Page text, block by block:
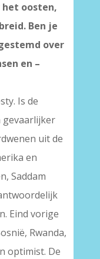
het oosten,
Ben je
over
en –
Is de
gevaarlijker
uit de
en
Saddam
Eind vorige
Rwanda,
optimist. De